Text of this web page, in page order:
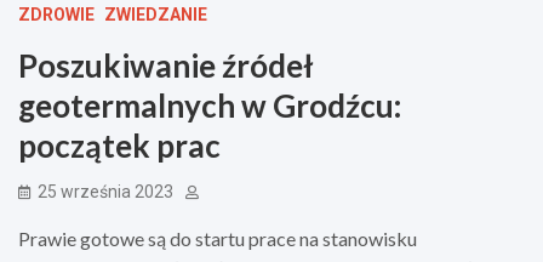
ZDROWIE ZWIEDZANIE
Poszukiwanie źródeł
geotermalnych w Grodźcu:
początek prac
25 września 2023
Prawie gotowe są do startu prace na stanowisku